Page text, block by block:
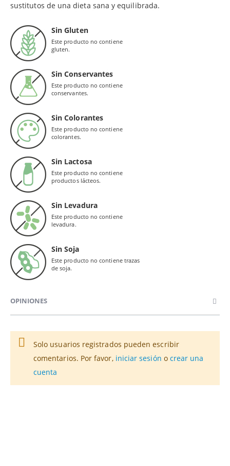
sustitutos de una dieta sana y equilibrada.
Sin Gluten
Este producto no contiene
gluten.
Sin Conservantes
Este producto no contiene
conservantes.
Sin Colorantes
Este producto no contiene
colorantes.
Sin Lactosa
Este producto no contiene
productos lácteos.
Sin Levadura
Este producto no contiene
levadura.
Sin Soja
Este producto no contiene trazas
de soja.
OPINIONES
Solo usuarios registrados pueden escribir
comentarios. Por favor, iniciar sesión o crear una
cuenta